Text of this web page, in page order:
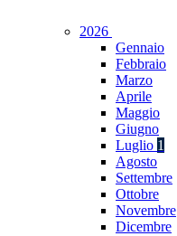
2026
Gennaio
Febbraio
Marzo
Aprile
Maggio
Giugno
Luglio 1
Agosto
Settembre
Ottobre
Novembre
Dicembre